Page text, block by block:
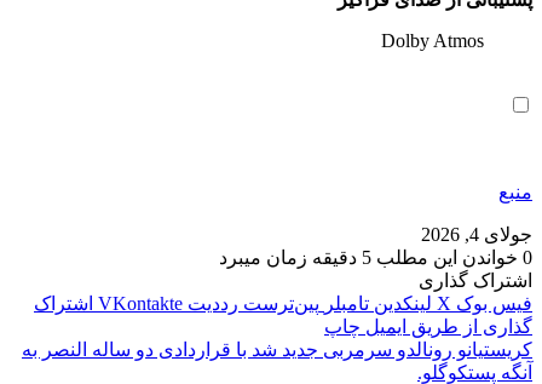
Dolby Atmos
منبع
جولای 4, 2026
0 خواندن این مطلب 5 دقیقه زمان میبرد
اشتراک گذاری
فیس بوک X لینکدین ‫تامبلر ‫پین‌ترست ‫رددیت ‫VKontakte اشتراک
گذاری از طریق ایمیل چاپ
کریستیانو رونالدو سرمربی جدید شد با قراردادی دو ساله النصر به
آنگه پستکوگلو.